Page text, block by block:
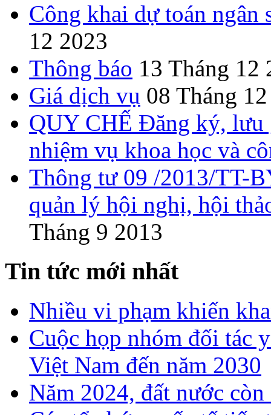
Công khai dự toán ngân
12 2023
Thông báo 13 Tháng 12
Giá dịch vụ 08 Tháng
QUY CHẾ Đăng ký, lưu
nhiệm vụ khoa học và
Thông tư 09 /2013/TT-
quản lý hội nghị, hội
Tháng 9 2013
Tin tức mới nhất
Nhiều vi phạm khiến
Cuộc họp nhóm đối tác
Việt Nam đến năm 2030
Năm 2024, đất nước